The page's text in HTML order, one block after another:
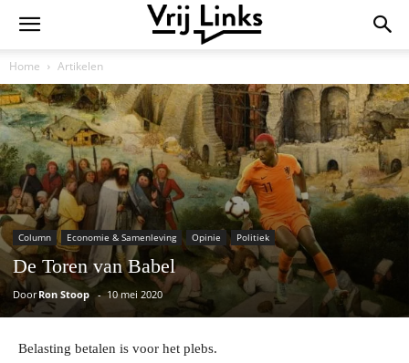
Home Artikelen
Column Economie & Samenleving Opinie Politiek
De Toren van Babel
Door Ron Stoop - 10 mei 2020
Belasting betalen is voor het plebs.